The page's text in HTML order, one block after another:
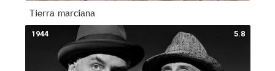
Tierra marciana
5.8
1944